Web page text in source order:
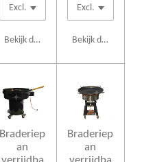
Bekijk details Bekijk details
Braderiep
an
Braderiep
an